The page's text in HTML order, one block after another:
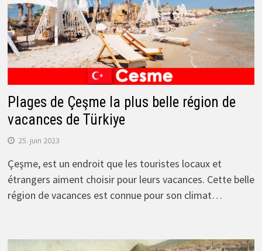
Plages de Çeşme la plus belle région de
vacances de Türkiye
25. juin 2023
Çeşme, est un endroit que les touristes locaux et
étrangers aiment choisir pour leurs vacances. Cette belle
région de vacances est connue pour son climat…